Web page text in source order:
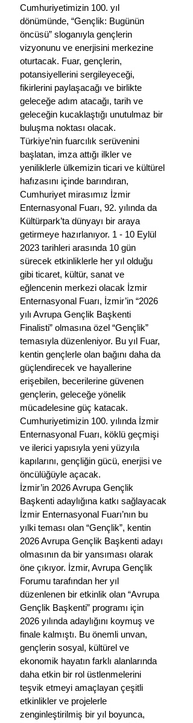
Cumhuriyetimizin 100. yıl
dönümünde, “Gençlik: Bugünün
öncüsü” sloganıyla gençlerin
vizyonunu ve enerjisini merkezine
oturtacak. Fuar, gençlerin,
potansiyellerini sergileyeceği,
fikirlerini paylaşacağı ve birlikte
geleceğe adım atacağı, tarih ve
geleceğin kucaklaştığı unutulmaz bir
buluşma noktası olacak.
Türkiye’nin fuarcılık serüvenini
başlatan, imza attığı ilkler ve
yeniliklerle ülkemizin ticari ve kültürel
hafızasını içinde barındıran,
Cumhuriyet mirasımız İzmir
Enternasyonal Fuarı, 92. yılında da
Kültürpark’ta dünyayı bir araya
getirmeye hazırlanıyor. 1 - 10 Eylül
2023 tarihleri arasında 10 gün
sürecek etkinliklerle her yıl olduğu
gibi ticaret, kültür, sanat ve
eğlencenin merkezi olacak İzmir
Enternasyonal Fuarı, İzmir’in “2026
yılı Avrupa Gençlik Başkenti
Finalisti” olmasına özel “Gençlik”
temasıyla düzenleniyor. Bu yıl Fuar,
kentin gençlerle olan bağını daha da
güçlendirecek ve hayallerine
erişebilen, becerilerine güvenen
gençlerin, geleceğe yönelik
mücadelesine güç katacak.
Cumhuriyetimizin 100. yılında İzmir
Enternasyonal Fuarı, köklü geçmişi
ve ilerici yapısıyla yeni yüzyıla
kapılarını, gençliğin gücü, enerjisi ve
öncülüğüyle açacak.
İzmir’in 2026 Avrupa Gençlik
Başkenti adaylığına katkı sağlayacak
İzmir Enternasyonal Fuarı’nın bu
yılki teması olan “Gençlik”, kentin
2026 Avrupa Gençlik Başkenti adayı
olmasının da bir yansıması olarak
öne çıkıyor. İzmir, Avrupa Gençlik
Forumu tarafından her yıl
düzenlenen bir etkinlik olan “Avrupa
Gençlik Başkenti” programı için
2026 yılında adaylığını koymuş ve
finale kalmıştı. Bu önemli unvan,
gençlerin sosyal, kültürel ve
ekonomik hayatın farklı alanlarında
daha etkin bir rol üstlenmelerini
teşvik etmeyi amaçlayan çeşitli
etkinlikler ve projelerle
zenginleştirilmiş bir yıl boyunca,